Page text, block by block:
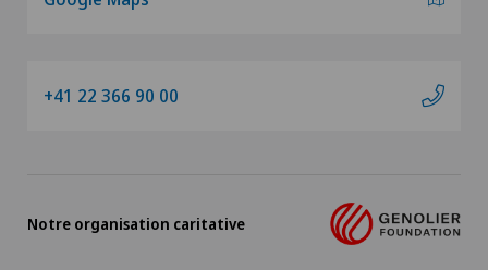
+41 22 366 90 00
Notre organisation caritative